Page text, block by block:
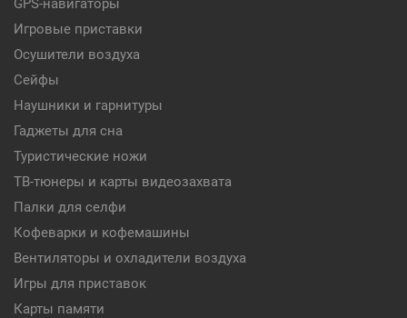
GPS-навигаторы
Игровые приставки
Осушители воздуха
Сейфы
Наушники и гарнитуры
Гаджеты для сна
Туристические ножи
ТВ-тюнеры и карты видеозахвата
Палки для селфи
Кофеварки и кофемашины
Вентиляторы и охладители воздуха
Игры для приставок
Карты памяти